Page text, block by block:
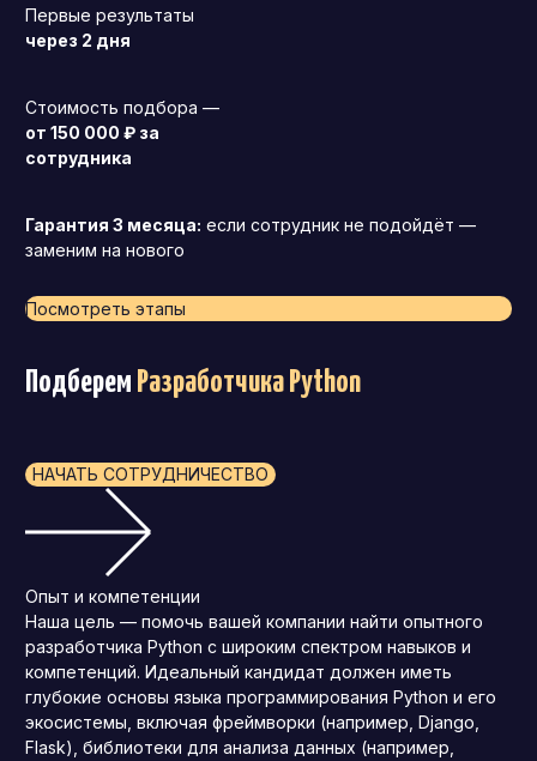
Первые результаты
через 2 дня
Стоимость подбора —
от 150 000 ₽ за
сотрудника
Гарантия 3 месяца: если сотрудник не подойдёт —
заменим на нового
Посмотреть этапы
Подберем Разработчика Python
НАЧАТЬ СОТРУДНИЧЕСТВО
Опыт и компетенции
Наша цель — помочь вашей компании найти опытного
разработчика Python с широким спектром навыков и
компетенций. Идеальный кандидат должен иметь
глубокие основы языка программирования Python и его
экосистемы, включая фреймворки (например, Django,
Flask), библиотеки для анализа данных (например,